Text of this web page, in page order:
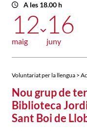
A les 18.00 h
12
maig
16
juny
Voluntariat per la llengua >
Nou grup de
Biblioteca
Sant Boi de